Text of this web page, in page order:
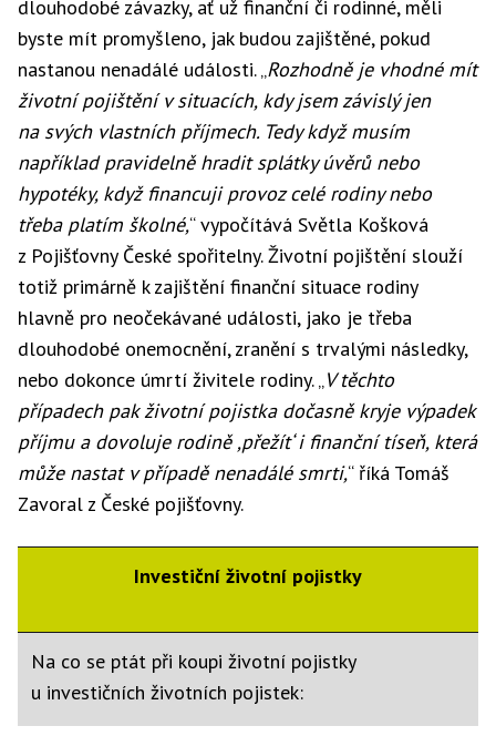
dlouhodobé závazky, ať už finanční či rodinné, měli
byste mít promyšleno, jak budou zajištěné, pokud
nastanou nenadálé události. „Rozhodně je vhodné mít
životní pojištění v situacích, kdy jsem závislý jen
na svých vlastních příjmech. Tedy když musím
například pravidelně hradit splátky úvěrů nebo
hypotéky, když financuji provoz celé rodiny nebo
třeba platím školné,“ vypočítává Světla Košková
z Pojišťovny České spořitelny. Životní pojištění slouží
totiž primárně k zajištění finanční situace rodiny
hlavně pro neočekávané události, jako je třeba
dlouhodobé onemocnění, zranění s trvalými následky,
nebo dokonce úmrtí živitele rodiny. „V těchto
případech pak životní pojistka dočasně kryje výpadek
příjmu a dovoluje rodině ,přežít‘ i finanční tíseň, která
může nastat v případě nenadálé smrti,“ říká Tomáš
Zavoral z České pojišťovny.
Investiční životní pojistky
Na co se ptát při koupi životní pojistky
u investičních životních pojistek: